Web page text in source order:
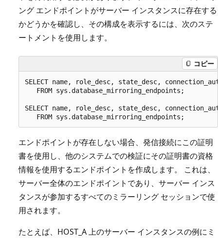
ング エンドポイントがサーバー インスタンスに存在する
かどうかを確認し、その構成を表示するには、次のステ
ートメントを使用します。
コピー
SELECT name, role_desc, state_desc,
FROM sys.database_mirroring_endpoints;
SELECT name, role_desc, state_desc,
エンドポイントが存在しない場合、発信接続にこの証明
書を使用し、他のシステムでの検証にその証明書の資格
情報を使用するエンドポイントを作成します。 これは、
サーバー全体のエンドポイントであり、サーバー インス
タンスが参加するすべてのミラーリング セッションで使
用されます。
たとえば、HOST_A 上のサーバー インスタンスの例にミ